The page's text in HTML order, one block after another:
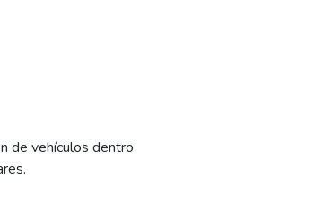
de vehículos dentro